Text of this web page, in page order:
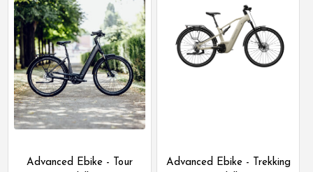
Advanced Ebike - Tour
Advanced Ebike - Trekking